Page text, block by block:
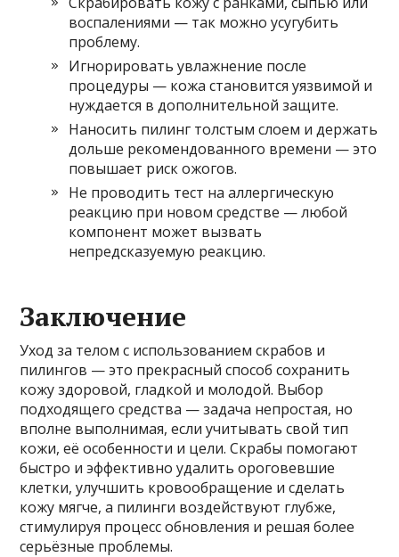
воспалениями — так можно усугубить
проблему.
Игнорировать увлажнение после
процедуры — кожа становится уязвимой и
нуждается в дополнительной защите.
Наносить пилинг толстым слоем и держать
дольше рекомендованного времени — это
повышает риск ожогов.
Не проводить тест на аллергическую
реакцию при новом средстве — любой
компонент может вызвать
непредсказуемую реакцию.
Заключение
Уход за телом с использованием скрабов и
пилингов — это прекрасный способ сохранить
кожу здоровой, гладкой и молодой. Выбор
подходящего средства — задача непростая, но
вполне выполнимая, если учитывать свой тип
кожи, её особенности и цели. Скрабы помогают
быстро и эффективно удалить ороговевшие
клетки, улучшить кровообращение и сделать
кожу мягче, а пилинги воздействуют глубже,
стимулируя процесс обновления и решая более
серьёзные проблемы.